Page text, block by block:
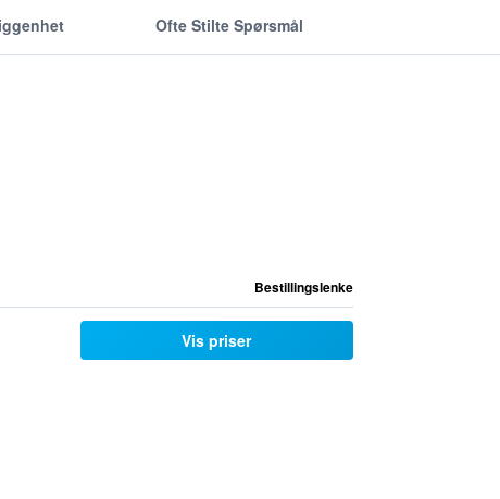
Ofte Stilte Spørsmål
Bestillingslenke
Vis priser